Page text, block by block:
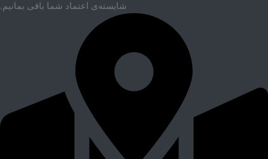
شایسته‌ی اعتماد شما باقی بمانیم.